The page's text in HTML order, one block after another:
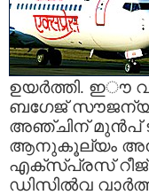
ഉയര്‍ത്തി. ഇൗ
ബഗേജ്
അഞ്ചിന് മുന്‍പ്
ആനുകൂല്യം
എക്സ്പ്രസ്
ഡിസില്‍വ